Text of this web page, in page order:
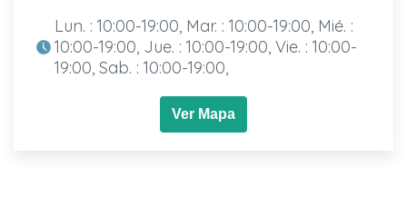
Lun. : 10:00-19:00, Mar. : 10:00-19:00, Mié. :
10:00-19:00, Jue. : 10:00-19:00, Vie. : 10:00-
19:00, Sab. : 10:00-19:00,
Ver Mapa